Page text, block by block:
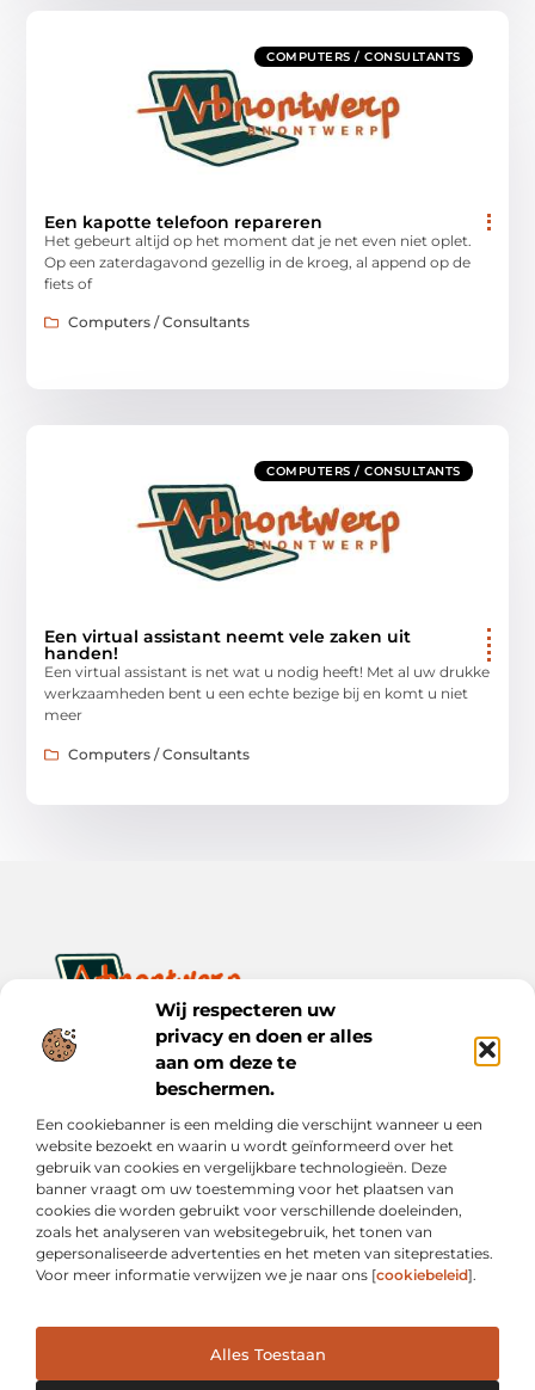
Wij respecteren uw
privacy en doen er alles
aan om deze te
beschermen.
Een cookiebanner is een melding die verschijnt wanneer u een
website bezoekt en waarin u wordt geïnformeerd over het
gebruik van cookies en vergelijkbare technologieën. Deze
banner vraagt om uw toestemming voor het plaatsen van
cookies die worden gebruikt voor verschillende doeleinden,
zoals het analyseren van websitegebruik, het tonen van
gepersonaliseerde advertenties en het meten van siteprestaties.
Voor meer informatie verwijzen we je naar ons [cookiebeleid].
Alles Toestaan
COMPUTERS / CONSULTANTS
Een kapotte telefoon repareren
Het gebeurt altijd op het moment dat je net even niet oplet.
Op een zaterdagavond gezellig in de kroeg, al append op de
fiets of
Computers / Consultants
COMPUTERS / CONSULTANTS
Een virtual assistant neemt vele zaken uit
handen!
Een virtual assistant is net wat u nodig heeft! Met al uw drukke
werkzaamheden bent u een echte bezige bij en komt u niet
meer
Computers / Consultants
Ontwerp je dagelijks leven met inspiratie en verhalen.
Ontdek praktische tips, creatieve ideeën en waardevolle
inzichten op Bnontwerp.nl.
Bericht categorie
Onze informatie
Cookiebeleid (EU)